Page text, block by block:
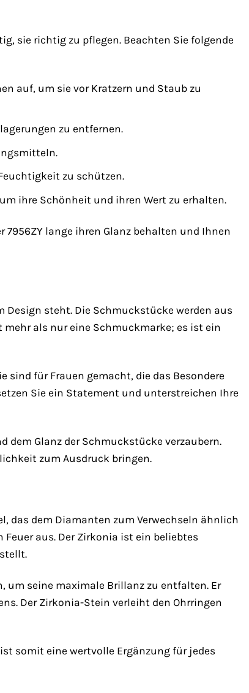
sie richtig zu pflegen. Beachten Sie folgende
auf, um sie vor Kratzern und Staub zu
zu entfernen.
zu schützen.
ihre Schönheit und ihren Wert zu erhalten.
7956ZY lange ihren Glanz behalten und Ihnen
Design steht. Die Schmuckstücke werden aus
als nur eine Schmuckmarke; es ist ein
sind für Frauen gemacht, die das Besondere
Sie ein Statement und unterstreichen Ihre
dem Glanz der Schmuckstücke verzaubern.
zum Ausdruck bringen.
das dem Diamanten zum Verwechseln ähnlich
aus. Der Zirkonia ist ein beliebtes
um seine maximale Brillanz zu entfalten. Er
Der Zirkonia-Stein verleiht den Ohrringen
somit eine wertvolle Ergänzung für jedes